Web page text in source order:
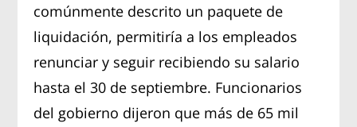
comúnmente descrito un paquete de
liquidación, permitiría a los empleados
renunciar y seguir recibiendo su salario
hasta el 30 de septiembre. Funcionarios
del gobierno dijeron que más de 65 mil